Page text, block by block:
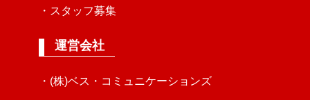
・スタッフ募集
運営会社
・(株)ベス・コミュニケーションズ